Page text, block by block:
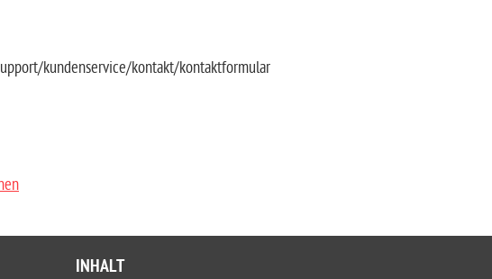
kundenservice/kontakt/kontaktformular
INHALT